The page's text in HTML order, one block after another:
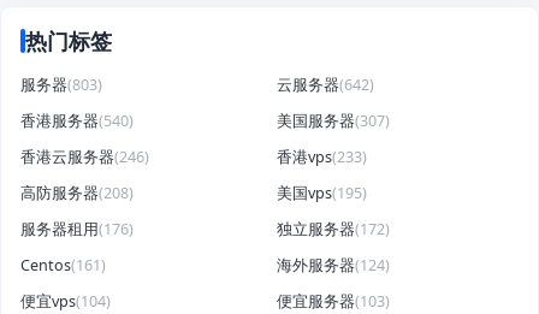
热门标签
服务器(803) 云服务器(642)
香港服务器(540) 美国服务器(307)
香港云服务器(246) 香港vps(233)
高防服务器(208) 美国vps(195)
服务器租用(176) 独立服务器(172)
Centos(161) 海外服务器(124)
便宜vps(104) 便宜服务器(103)